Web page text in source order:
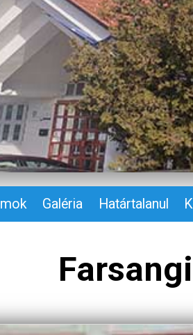
Galéria Határtalanul